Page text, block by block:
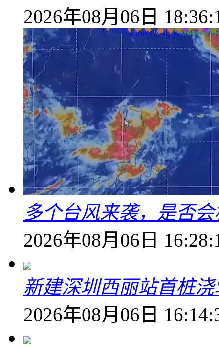
2026年08月06日
多个台风来袭，是否
2026年08月06日
新建深圳西丽站首桩
2026年08月06日